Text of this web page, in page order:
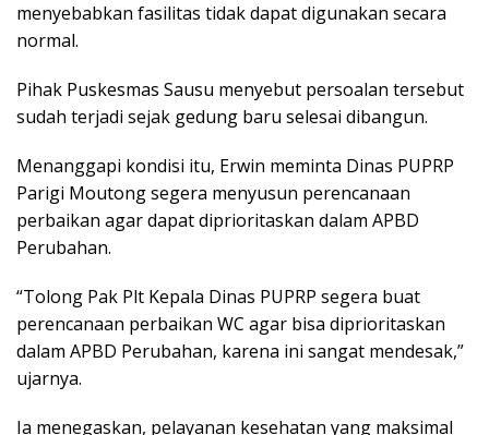
menyebabkan fasilitas tidak dapat digunakan secara
normal.
Pihak Puskesmas Sausu menyebut persoalan tersebut
sudah terjadi sejak gedung baru selesai dibangun.
Menanggapi kondisi itu, Erwin meminta Dinas PUPRP
Parigi Moutong segera menyusun perencanaan
perbaikan agar dapat diprioritaskan dalam APBD
Perubahan.
“Tolong Pak Plt Kepala Dinas PUPRP segera buat
perencanaan perbaikan WC agar bisa diprioritaskan
dalam APBD Perubahan, karena ini sangat mendesak,”
ujarnya.
Ia menegaskan, pelayanan kesehatan yang maksimal